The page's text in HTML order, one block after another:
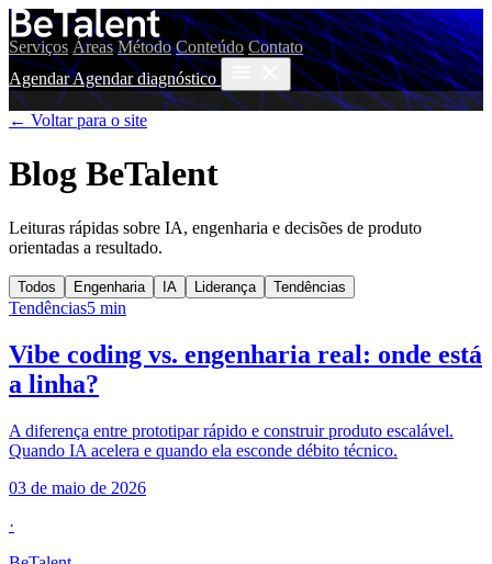
Serviços Áreas Método Conteúdo Contato
AgendarAgendar diagnóstico
Serviços
Áreas Método Conteúdo
Contato
← Voltar para o site
Blog BeTalent
Leituras rápidas sobre IA, engenharia e decisões de produto
orientadas a resultado.
Todos Engenharia IA Liderança Tendências
Tendências5 min
Vibe coding vs. engenharia real: onde está
a linha?
A diferença entre prototipar rápido e construir produto escalável.
Quando IA acelera e quando ela esconde débito técnico.
03 de maio de 2026
·